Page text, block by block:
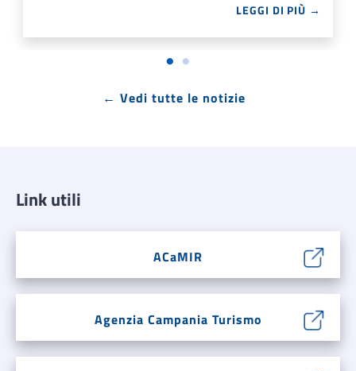
LEGGI DI PIÙ →
← Vedi tutte le notizie
Link utili
ACaMIR
Agenzia Campania Turismo